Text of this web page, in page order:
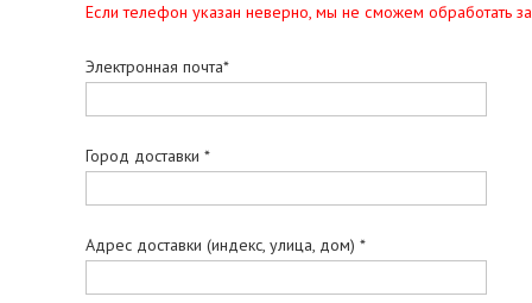
Если телефон указан неверно, мы не сможем обработать
Электронная почта*
Город доставки *
Адрес доставки (индекс, улица, дом) *